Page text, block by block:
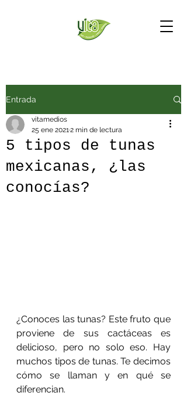
Entrada
5 tipos de tunas
mexicanas, ¿las
conocías?
vitamedios
25 ene 20212 min de lectura
¿Conoces las tunas? Este fruto que
proviene de sus cactáceas es
delicioso, pero no solo eso. Hay
muchos tipos de tunas. Te decimos
cómo se llaman y en qué se
diferencian.